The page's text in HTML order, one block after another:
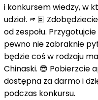
i konkursem wiedzy, w
udział. 🫵🏻
od zespołu.
pewno nie zabraknie
będzie coś w rodzaju
Chinaski. 😎 Pobierzcie
dostępna za darmo i
podczas konkursu.